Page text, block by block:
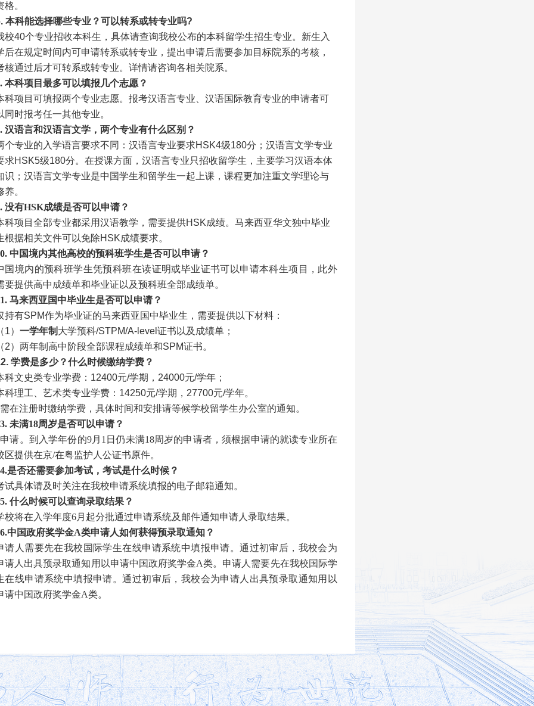
格。
本科能选择哪些专业？可以转系或转专业吗?
校40个专业招收本科生，具体请查询我校公布的本科留学生招生专业。新生入
后在规定时间内可申请转系或转专业，提出申请后需要参加目标院系的考核，
核通过后才可转系或转专业。详情请咨询各相关院系。
本科项目最多可以填报几个志愿？
科项目可填报两个专业志愿。报考汉语言专业、汉语国际教育专业的申请者可
同时报考任一其他专业。
汉语言和汉语言文学，两个专业有什么区别？
个专业的入学语言要求不同：汉语言专业要求HSK4级180分；汉语言文学专业
求HSK5级180分。在授课方面，汉语言专业只招收留学生，主要学习汉语本体
识；汉语言文学专业是中国学生和留学生一起上课，课程更加注重文学理论与
养。
没有HSK成绩是否可以申请？
科项目全部专业都采用汉语教学，需要提供HSK成绩。马来西亚华文独中毕业
根据相关文件可以免除HSK成绩要求。
中国境内其他高校的预科班学生是否可以申请？
国境内的预科班学生凭预科班在读证明或毕业证书可以申请本科生项目，此外
要提供高中成绩单和毕业证以及预科班全部成绩单。
马来西亚国中毕业生是否可以申请？
持有SPM作为毕业证的马来西亚国中毕业生，需要提供以下材料：
1） 一学年制 大学预科/STPM/A-level证书以及成绩单；
2）两年制高中阶段全部课程成绩单和SPM证书。
学费是多少？什么时候缴纳学费？
科文史类专业学费：12400元/学期，24000元/学年；
科理工、艺术类专业学费：14250元/学期，27700元/学年。
在注册时缴纳学费，具体时间和安排请等候学校留学生办公室的通知。
未满18周岁是否可以申请？
请。到入学年份的9月1日仍未满18周岁的申请者，须根据申请的就读专业所在
区提供在京/在粤监护人公证书原件。
是否还需要参加考试，考试是什么时候？
试具体请及时关注在我校申请系统填报的电子邮箱通知。
什么时候可以查询录取结果？
校将在入学年度6月起分批通过申请系统及邮件通知申请人录取结果。
中国政府奖学金A类申请人如何获得预录取通知？
请人需要先在我校国际学生在线申请系统中填报申请。通过初审后，我校会为
请人出具预录取通知用以申请中国政府奖学金A类。申请人需要先在我校国际学
在线申请系统中填报申请。通过初审后，我校会为申请人出具预录取通知用以
请中国政府奖学金A类。